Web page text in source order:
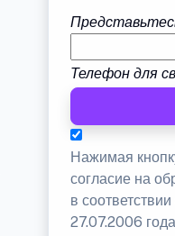
Телефон для
Нажимая
согласие на
в
27.07.2006